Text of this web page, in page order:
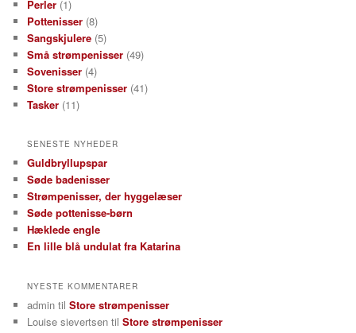
Perler (1)
Pottenisser (8)
Sangskjulere (5)
Små strømpenisser (49)
Sovenisser (4)
Store strømpenisser (41)
Tasker (11)
SENESTE NYHEDER
Guldbryllupspar
Søde badenisser
Strømpenisser, der hyggelæser
Søde pottenisse-børn
Hæklede engle
En lille blå undulat fra Katarina
NYESTE KOMMENTARER
admin tilStore strømpenisser
Louise sievertsen tilStore strømpenisser